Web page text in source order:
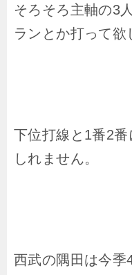
そろそろ主軸の3
ランとか打って
下位打線と1番2
しれません。
西武の隅田は今季